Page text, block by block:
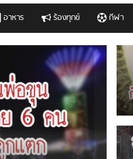
อาหาร ร้องทุกข์ กีฬา